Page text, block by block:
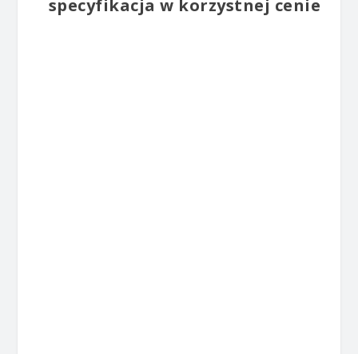
specyfikacja w korzystnej cenie